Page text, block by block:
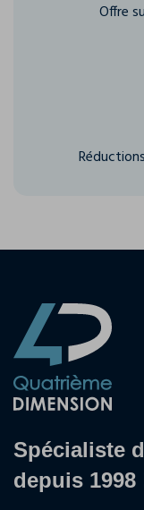
Offre
Spécialiste
depuis 1998